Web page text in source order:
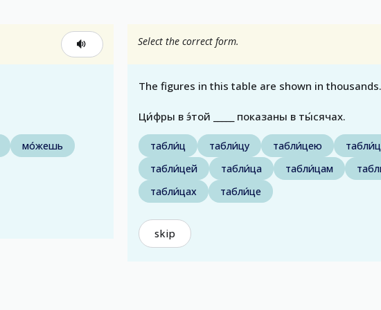
мо́жешь
Select the correct form.
The figures in this table are shown in thousands.
Ци́фры в э́той _____ показаны в ты́сячах.
табли́ц табли́цу табли́цею
табли́цей
табли́ца табли́цам
табли́цах
табли́це
skip